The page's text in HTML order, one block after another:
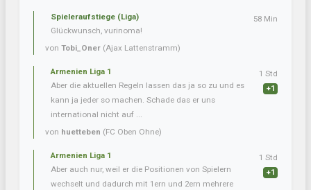
Spieleraufstiege (Liga)
Glückwunsch, vurinoma!
von Tobi_Oner (Ajax Lattenstramm)
58 Min
Armenien Liga 1
Aber die aktuellen Regeln lassen das ja so zu und es
kann ja jeder so machen. Schade das er uns
international nicht auf ...
von huetteben (FC Oben Ohne)
1 Std
+1
Armenien Liga 1
Aber auch nur, weil er die Positionen von Spielern
wechselt und dadurch mit 1ern und 2ern mehrere
1 Std
+1